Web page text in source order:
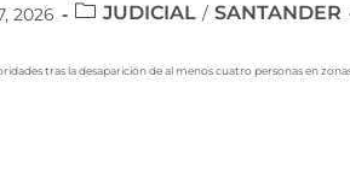
2026 JUDICIAL / SANTANDER
tras la desaparición de al menos cuatro personas en